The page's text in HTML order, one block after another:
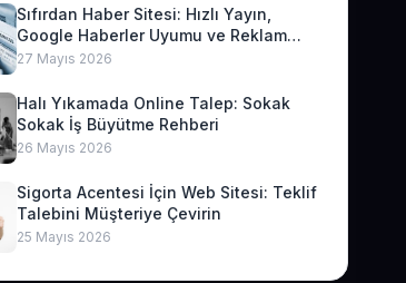
Sıfırdan Haber Sitesi: Hızlı Yayın,
Google Haberler Uyumu ve Reklam
Geliri
27 Mayıs 2026
Halı Yıkamada Online Talep: Sokak
Sokak İş Büyütme Rehberi
26 Mayıs 2026
Sigorta Acentesi İçin Web Sitesi: Teklif
Talebini Müşteriye Çevirin
25 Mayıs 2026